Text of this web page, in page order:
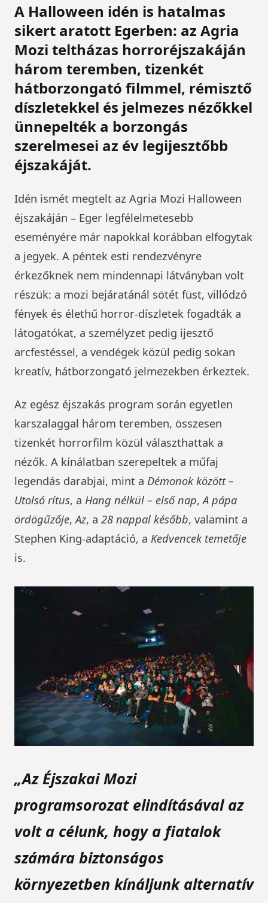
A Halloween idén is hatalmas
sikert aratott Egerben: az Agria
Mozi teltházas horroréjszakáján
három teremben, tizenkét
hátborzongató filmmel, rémisztő
díszletekkel és jelmezes nézőkkel
ünnepelték a borzongás
szerelmesei az év legijesztőbb
éjszakáját.
Idén ismét megtelt az Agria Mozi Halloween
éjszakáján – Eger legfélelmetesebb
eseményére már napokkal korábban elfogytak
a jegyek. A péntek esti rendezvényre
érkezőknek nem mindennapi látványban volt
részük: a mozi bejáratánál sötét füst, villódzó
fények és élethű horror-díszletek fogadták a
látogatókat, a személyzet pedig ijesztő
arcfestéssel, a vendégek közül pedig sokan
kreatív, hátborzongató jelmezekben érkeztek.
Az egész éjszakás program során egyetlen
karszalaggal három teremben, összesen
tizenkét horrorfilm közül választhattak a
nézők. A kínálatban szerepeltek a műfaj
legendás darabjai, mint a Démonok között –
Utolsó rítus, a Hang nélkül – első nap,A pápa
ördögűzője,Az, a 28 nappal később, valamint a
Stephen King-adaptáció, a Kedvencek temetője
is.
„Az Éjszakai Mozi
programsorozat elindításával az
volt a célunk, hogy a fiatalok
számára biztonságos
környezetben kínáljunk alternatív